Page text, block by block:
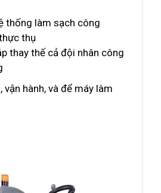
thống làm sạch công
thụ
thay thế cả đội nhân công
vận hành, và để máy làm